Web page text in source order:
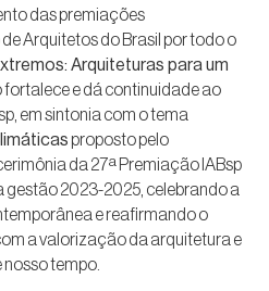
das premiações
Arquitetos do Brasil por todo o
Arquiteturas para um
fortalece e dá continuidade ao
em sintonia com o tema
proposto pelo
da 27ª Premiação IABsp
2023-2025, celebrando a
e reafirmando o
a valorização da arquitetura e
tempo.